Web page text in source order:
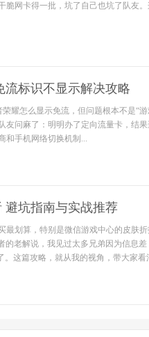
脆网卡得一批，坑了自己也坑了队友
标识不显示解决攻略
耀怎么显示免流，但问题根本不是“
友问麻了：明明办了定向流量卡，结
和手机网络切换机制...
避坑指南与实战推荐
最划算，特别是微信游戏中心的皮肤
的老解说，我见过太多兄弟因为信息
。这篇攻略，就从我的视角，带大家看